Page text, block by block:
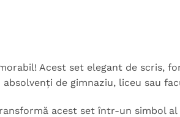
Acest set elegant de scris,
de gimnaziu, liceu sau
acest set într-un simbol al